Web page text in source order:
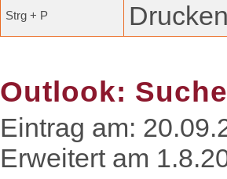
Strg + P
Outlook:
Eintrag am:
Erweitert am